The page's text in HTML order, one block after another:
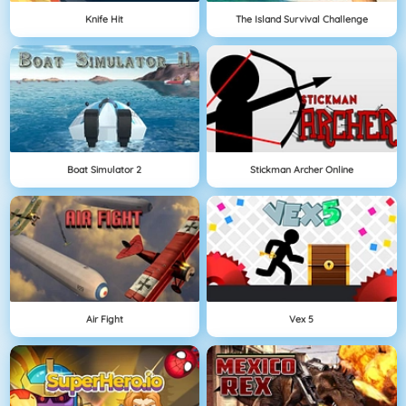
Knife Hit The Island Survival Challenge
Boat Simulator 2 Stickman Archer Online
Air Fight Vex 5